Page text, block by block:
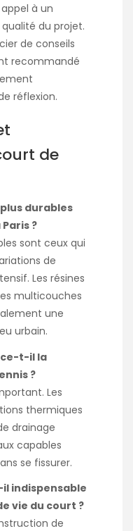
à un
du projet.
de conseils
recommandé
réflexion.
de
durables
?
sont ceux qui
de
Les résines
multicouches
une
urbain.
t-il la
?
Les
thermiques
drainage
capables
se fissurer.
indispensable
vie du court ?
de